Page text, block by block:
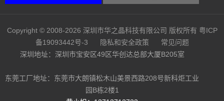
Copyright © 2008-2026 深圳市华之晶科技有限公司 版权所有 粤ICP
备19093442号-3
隐私和安全政策
常见问题
深圳地址：深圳市宝安区49区华创达总部大厦B205室
东莞工厂地址：东莞市大朗镇松木山美景西路208号新科炬工业
园B栋2楼1